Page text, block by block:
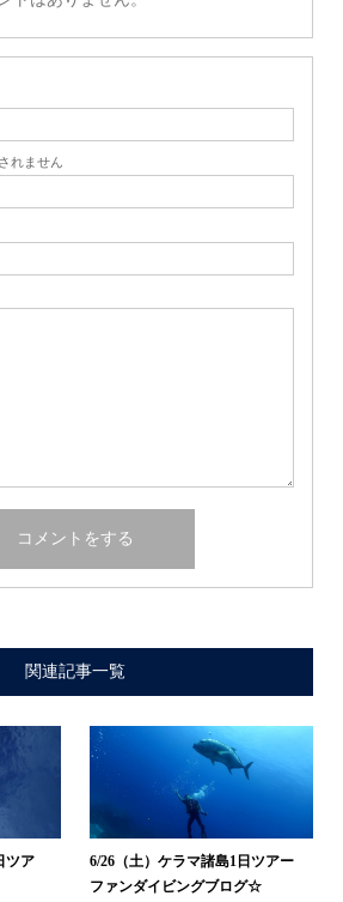
れません
関連記事一覧
ツア
6/26（土）ケラマ諸島1日ツアー
ファンダイビングブログ☆